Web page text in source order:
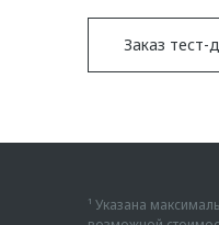
Заказ тест-
¹ Указана